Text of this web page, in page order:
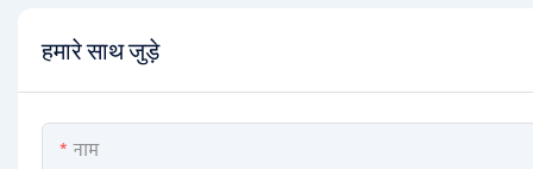
हमारे साथ जुड़े
नाम